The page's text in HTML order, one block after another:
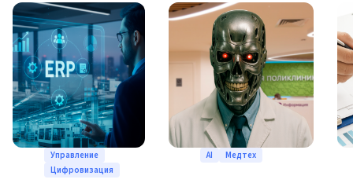
Управление
Цифровизация
AI Медтех